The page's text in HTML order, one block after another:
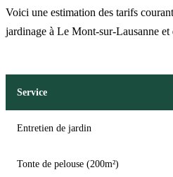
Voici une estimation des tarifs
jardinage à Le Mont-sur-Lausanne et
Service
Entretien de jardin
Tonte de pelouse (200m²)